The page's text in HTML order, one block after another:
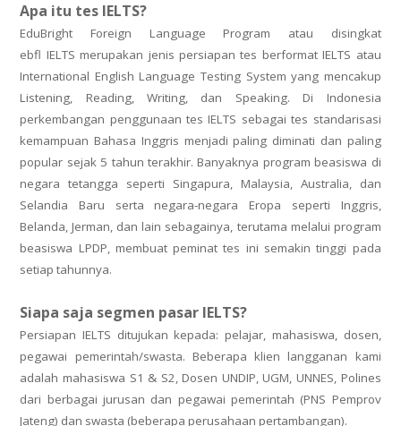
Professional Conversation - PASTI BISA
NGOMONG! - Click Here
Apa itu tes IELTS?
EduBright Foreign Language Program atau disingkat
ebfl IELTS merupakan jenis persiapan tes berformat IELTS atau
International English Language Testing System yang mencakup
Listening, Reading, Writing, dan Speaking. Di Indonesia
perkembangan penggunaan tes IELTS sebagai tes standarisasi
kemampuan Bahasa Inggris menjadi paling diminati dan paling
popular sejak 5 tahun terakhir. Banyaknya program beasiswa di
negara tetangga seperti Singapura, Malaysia, Australia, dan
Selandia Baru serta negara-negara Eropa seperti Inggris,
Belanda, Jerman, dan lain sebagainya, terutama melalui program
beasiswa LPDP, membuat peminat tes ini semakin tinggi pada
setiap tahunnya.
Siapa saja segmen pasar IELTS?
Persiapan IELTS ditujukan kepada: pelajar, mahasiswa, dosen,
pegawai pemerintah/swasta. Beberapa klien langganan kami
adalah mahasiswa S1 & S2, Dosen UNDIP, UGM, UNNES, Polines
dari berbagai jurusan dan pegawai pemerintah (PNS Pemprov
Jateng) dan swasta (beberapa perusahaan pertambangan).